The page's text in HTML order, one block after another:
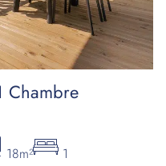
Chambre
18m² 1